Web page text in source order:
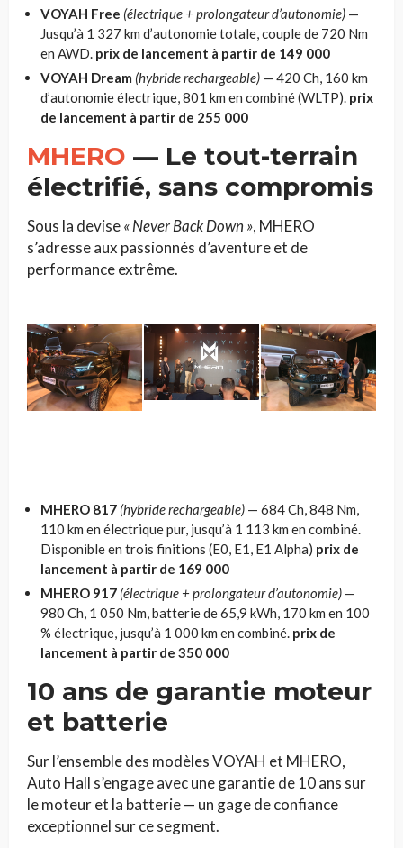
VOYAH Free (électrique + prolongateur d’autonomie) —
Jusqu’à 1 327 km d’autonomie totale, couple de 720 Nm
en AWD. prix de lancement à partir de 149 000
VOYAH Dream (hybride rechargeable) — 420 Ch, 160 km
d’autonomie électrique, 801 km en combiné (WLTP). prix
de lancement à partir de 255 000
MHERO — Le tout-terrain
électrifié, sans compromis
Sous la devise« Never Back Down », MHERO
s’adresse aux passionnés d’aventure et de
performance extrême.
MHERO 817 (hybride rechargeable) — 684 Ch, 848 Nm,
110 km en électrique pur, jusqu’à 1 113 km en combiné.
Disponible en trois finitions (E0, E1, E1 Alpha) prix de
lancement à partir de 169 000
MHERO 917 (électrique + prolongateur d’autonomie) —
980 Ch, 1 050 Nm, batterie de 65,9 kWh, 170 km en 100
% électrique, jusqu’à 1 000 km en combiné. prix de
lancement à partir de 350 000
10 ans de garantie moteur
et batterie
Sur l’ensemble des modèles VOYAH et MHERO,
Auto Hall s’engage avec une garantie de 10 ans sur
le moteur et la batterie — un gage de confiance
exceptionnel sur ce segment.